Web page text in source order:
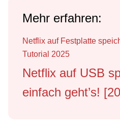
Mehr erfahren:
Netflix auf Festplatte
Tutorial 2025
Netflix auf USB
einfach geht’s!